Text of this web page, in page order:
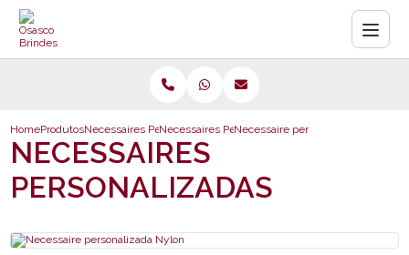
HomeProdutosNecessaires PersonalizadasNecessaires PersonalizadasNecessaire personalizada Nylon
NECESSAIRES
PERSONALIZADAS